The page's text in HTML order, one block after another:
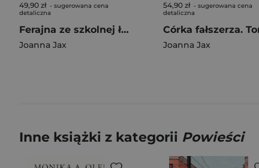
49,90 zł - sugerowana cena
detaliczna
Ferajna ze szkolnej ławki. Tajemnica cytadeli
Joanna Jax
54,90 zł - sugerowana cena
detaliczna
Joanna Jax
Inne książki z kategorii Powieści